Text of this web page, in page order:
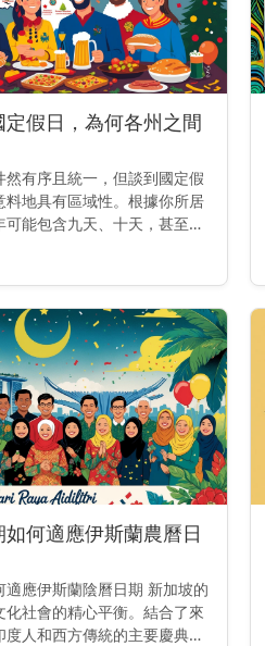
假日，為何各州之間
有序且統一，但談到國定假
料地具有區域性。根據你所居
能包含九天、十天，甚至十
為什麼呢？ 快速見解： 德
但每個州都會加入自己的假
...
何適應伊斯蘭農曆日
適應伊斯蘭陰曆日期 新加坡的
社會的精心平衡。結合了來
度人和西方傳統的主要慶典，